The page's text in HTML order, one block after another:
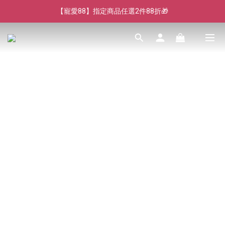
【寵愛88】指定商品任選2件88折🎁
【寵愛88】指定商品任選2件88折🎁
【新客獨享】新會員下單即送芒果青果膠🔥